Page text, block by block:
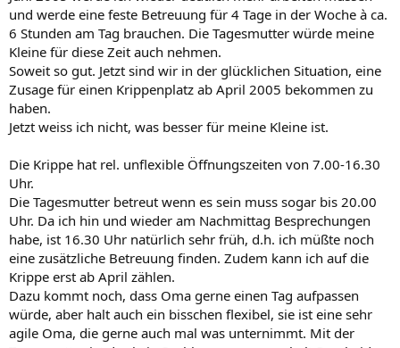
und werde eine feste Betreuung für 4 Tage in der Woche à ca.
6 Stunden am Tag brauchen. Die Tagesmutter würde meine
Kleine für diese Zeit auch nehmen.
Soweit so gut. Jetzt sind wir in der glücklichen Situation, eine
Zusage für einen Krippenplatz ab April 2005 bekommen zu
haben.
Jetzt weiss ich nicht, was besser für meine Kleine ist.
Die Krippe hat rel. unflexible Öffnungszeiten von 7.00-16.30
Uhr.
Die Tagesmutter betreut wenn es sein muss sogar bis 20.00
Uhr. Da ich hin und wieder am Nachmittag Besprechungen
habe, ist 16.30 Uhr natürlich sehr früh, d.h. ich müßte noch
eine zusätzliche Betreuung finden. Zudem kann ich auf die
Krippe erst ab April zählen.
Dazu kommt noch, dass Oma gerne einen Tag aufpassen
würde, aber halt auch ein bisschen flexibel, sie ist eine sehr
agile Oma, die gerne auch mal was unternimmt. Mit der